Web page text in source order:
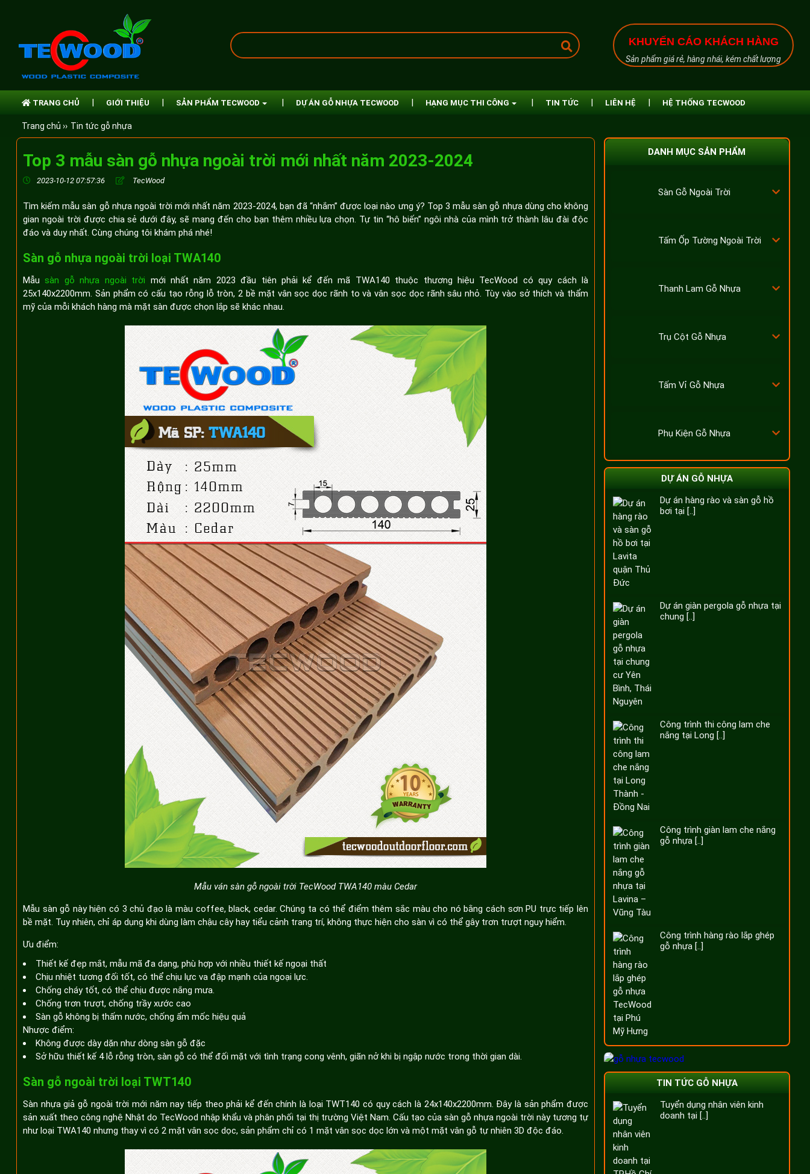
KHUYẾN CÁO KHÁCH HÀNG
Sản phẩm giá rẻ, hàng nhái, kém chất lượng
TRANG CHỦ GIỚI THIỆU SẢN PHẨM TECWOOD DỰ ÁN GỖ NHỰA TECWOOD HẠNG MỤC THI CÔNG TIN TỨC LIÊN HỆ HỆ THỐNG TECWOOD
Trang chủ ›› Tin tức gỗ nhựa
Top 3 mẫu sàn gỗ nhựa ngoài trời mới nhất năm 2023-2024
2023-10-12 07:57:36 TecWood
Tìm kiếm mẫu sàn gỗ nhựa ngoài trời mới nhất năm 2023-2024, bạn đã “nhắm” được loại nào ưng ý? Top 3 mẫu sàn gỗ nhựa dùng cho không
gian ngoài trời được chia sẻ dưới đây, sẽ mang đến cho bạn thêm nhiều lựa chọn. Tự tin “hô biến” ngôi nhà của mình trở thành lâu đài độc
đáo và duy nhất. Cùng chúng tôi khám phá nhé!
Sàn gỗ nhựa ngoài trời loại TWA140
Mẫusàn gỗ nhựa ngoài trời mới nhất năm 2023 đầu tiên phải kể đến mã TWA140 thuộc thương hiệu TecWood có quy cách là
25x140x2200mm. Sản phẩm có cấu tạo rỗng lỗ tròn, 2 bề mặt vân sọc dọc rãnh to và vân sọc dọc rãnh sâu nhỏ. Tùy vào sở thích và thẩm
mỹ của mỗi khách hàng mà mặt sàn được chọn lắp sẽ khác nhau.
Mẫu ván sàn gỗ ngoài trời TecWood TWA140 màu Cedar
Mẫu sàn gỗ này hiện có 3 chủ đạo là màu coffee, black, cedar. Chúng ta có thể điểm thêm sắc màu cho nó bằng cách sơn PU trực tiếp lên
bề mặt. Tuy nhiên, chỉ áp dụng khi dùng làm chậu cây hay tiểu cảnh trang trí, không thực hiện cho sàn vì có thể gây trơn trượt nguy hiểm.
Ưu điểm:
Thiết kế đẹp mắt, mẫu mã đa dạng, phù hợp với nhiều thiết kế ngoại thất
Chịu nhiệt tương đối tốt, có thể chịu lực va đập mạnh của ngoại lực.
Chống cháy tốt, có thể chịu được nắng mưa.
Chống trơn trượt, chống trầy xước cao
Sàn gỗ không bị thấm nước, chống ẩm mốc hiệu quả
Nhược điểm:
Không được dày dặn như dòng sàn gỗ đặc
Sở hữu thiết kế 4 lỗ rỗng tròn, sàn gỗ có thể đối mặt với tình trạng cong vênh, giãn nở khi bị ngập nước trong thời gian dài.
Sàn gỗ ngoài trời loại TWT140
Sàn nhựa giả gỗ ngoài trời mới năm nay tiếp theo phải kể đến chính là loại TWT140 có quy cách là 24x140x2200mm. Đây là sản phẩm được
sản xuất theo công nghệ Nhật do TecWood nhập khẩu và phân phối tại thị trường Việt Nam. Cấu tạo của sàn gỗ nhựa ngoài trời này tương tự
như loại TWA140 nhưng thay vì có 2 mặt vân sọc dọc, sản phẩm chỉ có 1 mặt vân sọc dọc lớn và một mặt vân gỗ tự nhiên 3D độc đáo.
DANH MỤC SẢN PHẨM
Sàn Gỗ Ngoài Trời
Tấm Ốp Tường Ngoài Trời
Thanh Lam Gỗ Nhựa
Trụ Cột Gỗ Nhựa
Tấm Vỉ Gỗ Nhựa
Phụ Kiện Gỗ Nhựa
DỰ ÁN GỖ NHỰA
Dự án hàng rào và sàn gỗ hồ
bơi tại [..]
Dự án giàn pergola gỗ nhựa tại
chung [..]
Công trình thi công lam che
nắng tại Long [..]
Công trình giàn lam che nắng
gỗ nhựa [..]
Công trình hàng rào lắp ghép
gỗ nhựa [..]
TIN TỨC GỖ NHỰA
Tuyển dụng nhân viên kinh
doanh tại [..]